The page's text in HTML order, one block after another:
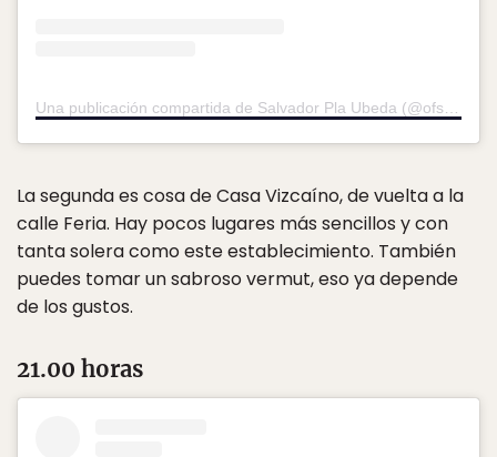
La segunda es cosa de Casa Vizcaíno, de vuelta a la
calle Feria. Hay pocos lugares más sencillos y con
tanta solera como este establecimiento. También
puedes tomar un sabroso vermut, eso ya depende
de los gustos.
21.00 horas